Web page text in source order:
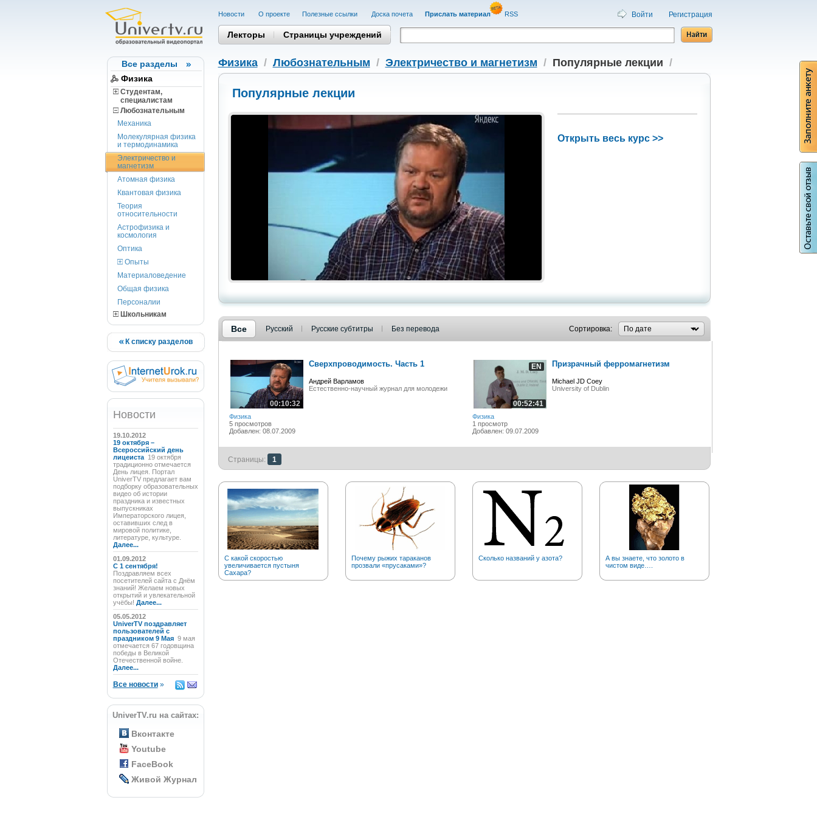
Все разделы
Физика
Студентам,
cпециалистам
Любознательным
Механика
Молекулярная физика
и термодинамика
Электричество и
магнетизм
Атомная физика
Квантовая физика
Теория
относительности
Астрофизика и
космология
Оптика
Опыты
Материаловедение
Общая физика
Персоналии
Школьникам
К списку разделов
Новости
19.10.2012
19 октября –
Всероссийский день
лицеиста 19 октября
традиционно отмечается
День лицея. Портал
UniverTV предлагает вам
подборку образовательных
видео об истории
праздника и известных
выпускниках
Императорского лицея,
оставивших след в
мировой политике,
литературе, культуре.
Далее...
01.09.2012
C 1 сентября!
Поздравляем всех
посетителей сайта с Днём
знаний! Желаем новых
открытий и увлекательной
учёбы! Далее...
05.05.2012
UniverTV поздравляет
пользователей с
праздником 9 Мая 9 мая
отмечается 67 годовщина
победы в Великой
Отечественной войне.
Далее...
Все новости»
UniverTV.ru на сайтах:
Вконтакте
Youtube
FaceBook
Живой Журнал
Новости О проекте Полезные cсылки Доска почета Прислать материал RSS Войти Регистрация
Лекторы Страницы учреждений
Физика/ Любознательным / Электричество и магнетизм / Популярные лекции /
Популярные лекции
Открыть весь курс >>
Все Русский Русские субтитры Без перевода Сортировка:
00:10:32
Физика
5 просмотров
Добавлен: 08.07.2009
Сверхпроводимость. Часть 1
Андрей Варламов
Естественно-научный журнал для молодежи
EN
00:52:41
Физика
1 просмотр
Добавлен: 09.07.2009
Призрачный ферромагнетизм
Michael JD Coey
University of Dublin
Страницы: 1
С какой скоростью
увеличивается пустыня
Сахара?
Почему рыжих тараканов
прозвали «прусаками»?
Сколько названий у азота?
А вы знаете, что золото в
чистом виде….